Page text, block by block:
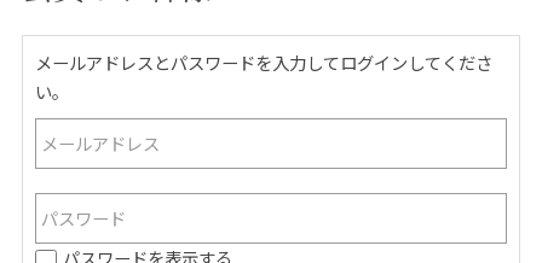
トップページ
マイページ
ご案内
メールアドレスとパスワードを入力してログインしてくださ
い。
パスワードを表示する